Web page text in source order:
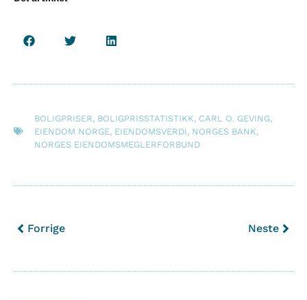
BOLIGPRISER, BOLIGPRISSTATISTIKK, CARL O. GEVING,
EIENDOM NORGE, EIENDOMSVERDI, NORGES BANK,
NORGES EIENDOMSMEGLERFORBUND
Forrige Neste